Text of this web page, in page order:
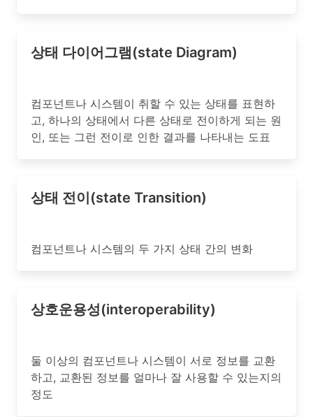
상태 다이어그램(state Diagram)
컴포넌트나 시스템이 취할 수 있는 상태를 표현하
고, 하나의 상태에서 다른 상태로 전이하게 되는 원
인, 또는 그런 전이로 인한 결과를 나타내는 도표
상태 전이(state Transition)
컴포넌트나 시스템의 두 가지 상태 간의 변화
상호운용성(interoperability)
둘 이상의 컴포넌트나 시스템이 서로 정보를 교환
하고, 교환된 정보를 얼마나 잘 사용할 수 있는지의
정도